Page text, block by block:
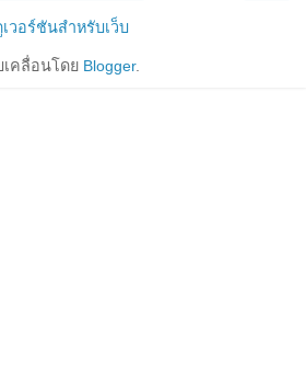
เวอร์ชันสำหรับเว็บ
คลื่อนโดย Blogger.